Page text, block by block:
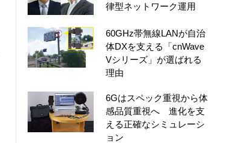
律型ネットワーク運用
60GHz帯無線LANが自治
体DXを支える「cnWave
Vシリーズ」が選ばれる
理由
6Gはスペック重視から体
感品質重視へ 進化を支
える正確なシミュレーシ
ョン